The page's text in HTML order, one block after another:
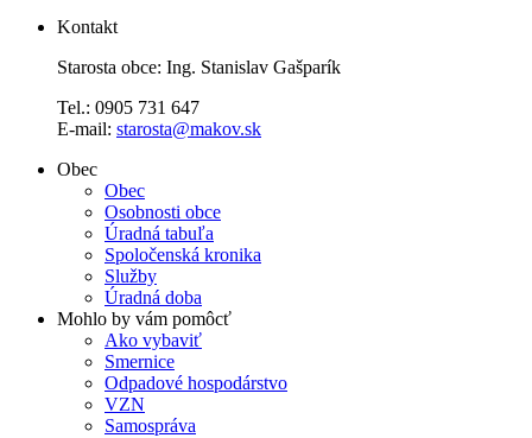
Kontakt
Starosta obce: Ing. Stanislav Gašparík
Tel.: 0905 731 647
E-mail: starosta@makov.sk
Obec
Obec
Osobnosti obce
Úradná tabuľa
Spoločenská kronika
Služby
Úradná doba
Mohlo by vám pomôcť
Ako vybaviť
Smernice
Odpadové hospodárstvo
VZN
Samospráva